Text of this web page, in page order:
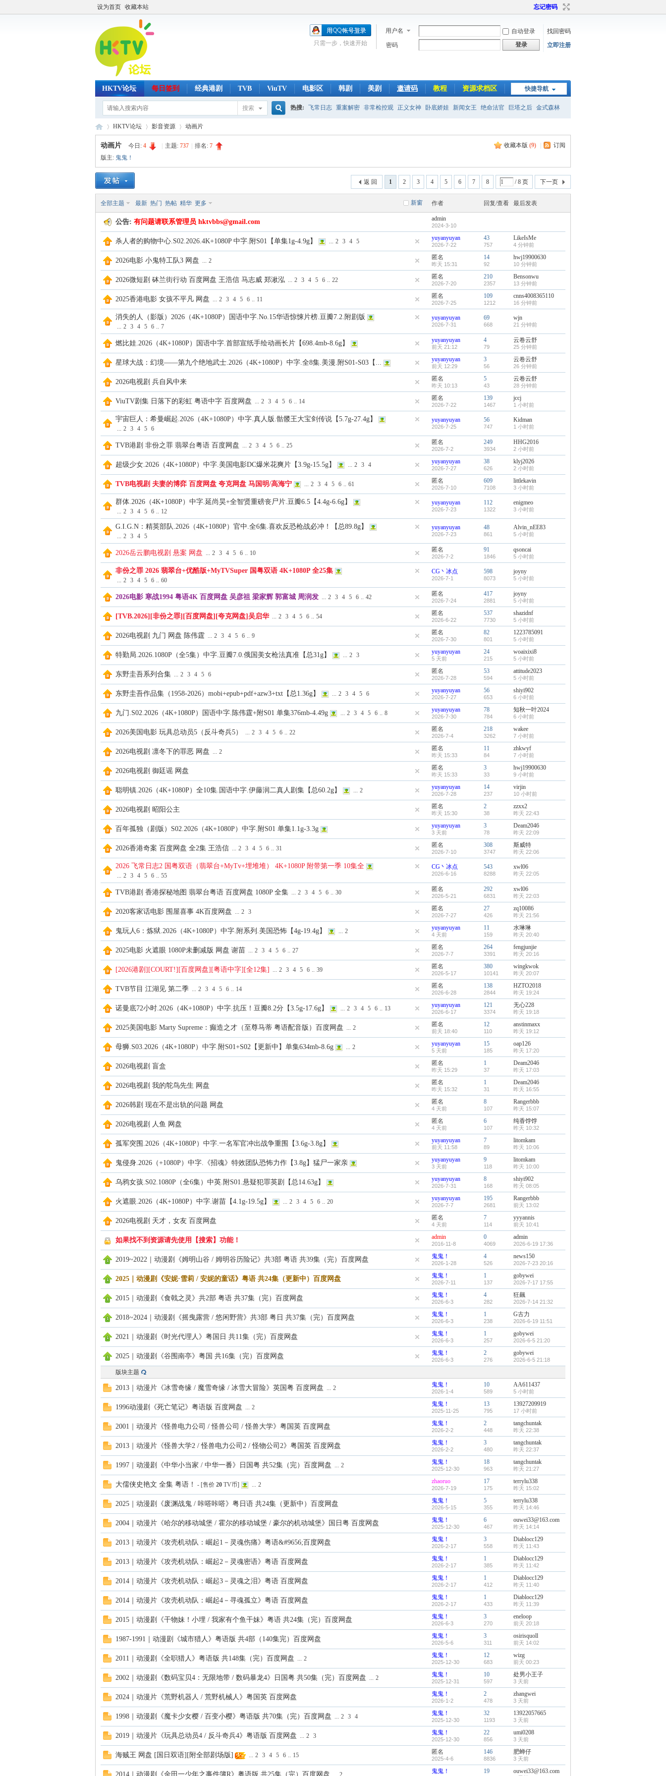
设为首页 收藏本站 忘记密码
用户名 自动登录
找回密码
密码
登录 立即注册
只需一步，快速开始
快捷导航
HKTV论坛 每日签到 经典港剧 TVB ViuTV 电影区 韩剧 美剧 邀请码 教程 资源求档区
搜索 热搜: 飞常日志 重案解密 非常检控观 正义女神 卧底娇娃 新闻女王 绝命法官 巨塔之后 金式森林
H »
HKTV论坛
›
影音资源
›
动画片
收藏本版 (9) 订阅
动画片 今日: 4 主题: 737 排名: 7
版主: 鬼鬼！
1 2 3 4 5 6 7 8 / 8 页 下一页
返 回
新窗
全部主题 最新 热门 热帖 精华 更多 作者 回复/查看 最后发表
公告: 有问题请联系管理员 hktvbbs@gmail.com admin
2024-3-10
杀人者的购物中心.S02.2026.4K+1080P 中字.附S01【单集1g-4.9g】 ... 2 3 4 5 yuyanyuyan
2026-7-22
43
757
LikeIsMe
4 分钟前
2026电影 小鬼特工队3 网盘 ... 2 匿名
昨天 15:31
14
92
hwj19900630
10 分钟前
2026微短剧 砵兰街行动 百度网盘 王浩信 马志威 郑湫泓 ... 2 3 4 5 6 .. 22 匿名
2026-7-20
210
2357
Bensonwu
13 分钟前
2025香港电影 女孩不平凡 网盘 ... 2 3 4 5 6 .. 11 匿名
2026-7-25
109
1212
cnns4008365110
16 分钟前
消失的人（影版）2026（4K+1080P）国语中字.No.15华语惊悚片榜.豆瓣7.2.附剧版
... 2 3 4 5 6 .. 7
yuyanyuyan
2026-7-31
69
668
wjn
21 分钟前
燃比娃.2026（4K+1080P）国语中字.首部宣纸手绘动画长片【698.4mb-8.6g】 yuyanyuyan
前天 21:12
4
79
云卷云舒
25 分钟前
星球大战：幻境——第九个绝地武士.2026（4K+1080P）中字.全8集.美漫.附S01-S03【... yuyanyuyan
前天 12:29
3
56
云卷云舒
26 分钟前
2026电视剧 兵自风中来 匿名
昨天 10:13
5
43
云卷云舒
28 分钟前
ViuTV剧集 日落下的彩虹 粤语中字 百度网盘 ... 2 3 4 5 6 .. 14 匿名
2026-7-22
139
1467
jccj
1 小时前
宇宙巨人：希曼崛起.2026（4K+1080P）中字.真人版.骷髅王大宝剑传说【5.7g-27.4g】
... 2 3 4 5 6
yuyanyuyan
2026-7-25
56
747
Kidman
1 小时前
TVB港剧 非份之罪 翡翠台粤语 百度网盘 ... 2 3 4 5 6 .. 25 匿名
2026-7-2
249
3934
HHG2016
2 小时前
超级少女.2026（4K+1080P）中字.美国电影DC爆米花爽片【3.9g-15.5g】 ... 2 3 4 yuyanyuyan
2026-7-27
38
626
klyj2026
2 小时前
TVB电视剧 夫妻的博弈 百度网盘 夸克网盘 马国明/高海宁 ... 2 3 4 5 6 .. 61 匿名
2026-7-10
609
7108
littlekavin
3 小时前
群体.2026（4K+1080P）中字.延尚昊+全智贤重磅丧尸片.豆瓣6.5【4.4g-6.6g】
... 2 3 4 5 6 .. 12
yuyanyuyan
2026-7-23
112
1322
enigmeo
3 小时前
G.I.G.N：精英部队.2026（4K+1080P）官中.全6集.喜欢反恐枪战必冲！【总89.8g】
... 2 3 4 5
yuyanyuyan
2026-7-23
48
861
Alvin_nEE83
5 小时前
2026岳云鹏电视剧 悬案 网盘 ... 2 3 4 5 6 .. 10 匿名
2026-7-2
91
1846
qsoncai
5 小时前
非份之罪 2026 翡翠台+优酷版+MyTVSuper 国粤双语 4K+1080P 全25集
... 2 3 4 5 6 .. 60
CG丶冰点
2026-7-1
598
8073
joyny
5 小时前
2026电影 寒战1994 粤语4K 百度网盘 吴彦祖 梁家辉 郭富城 周润发 ... 2 3 4 5 6 .. 42 匿名
2026-7-24
417
2881
joyny
5 小时前
[TVB.2026][非份之罪][百度网盘][夸克网盘]吴启华 ... 2 3 4 5 6 .. 54 匿名
2026-6-22
537
7730
shazidnf
5 小时前
2026电视剧 九门 网盘 陈伟霆 ... 2 3 4 5 6 .. 9 匿名
2026-7-30
82
801
1223785091
5 小时前
特勤局.2026.1080P（全5集）中字.豆瓣7.0.俄国美女枪法真准【总31g】 ... 2 3 yuyanyuyan
5 天前
24
215
woaixixi8
5 小时前
东野圭吾系列合集 ... 2 3 4 5 6 匿名
2026-7-28
53
594
attitude2023
5 小时前
东野圭吾作品集（1958-2026）mobi+epub+pdf+azw3+txt【总1.36g】 ... 2 3 4 5 6 yuyanyuyan
2026-7-27
56
653
shiyi902
6 小时前
九门.S02.2026（4K+1080P）国语中字.陈伟霆+附S01 单集376mb-4.49g ... 2 3 4 5 6 .. 8 yuyanyuyan
2026-7-30
78
784
知秋一叶2024
6 小时前
2026美国电影 玩具总动员5（反斗奇兵5） ... 2 3 4 5 6 .. 22 匿名
2026-7-4
218
3262
wakee
7 小时前
2026电视剧 凛冬下的罪恶 网盘 ... 2 匿名
昨天 15:33
11
84
zhkwyf
7 小时前
2026电视剧 御廷谣 网盘 匿名
昨天 15:33
3
33
hwj19900630
9 小时前
聪明镇.2026（4K+1080P）全10集.国语中字.伊藤润二真人剧集【总60.2g】 ... 2 yuyanyuyan
2026-7-28
14
237
virjin
10 小时前
2026电视剧 昭阳公主 匿名
昨天 15:30
2
38
zzxx2
昨天 22:43
百年孤独（剧版）S02.2026（4K+1080P）中字.附S01 单集1.1g-3.3g yuyanyuyan
3 天前
3
78
Deam2046
昨天 22:09
2026香港奇案 百度网盘 全2集 王浩信 ... 2 3 4 5 6 .. 31 匿名
2026-7-10
308
3747
斯威特
昨天 22:06
2026 飞常日志2 国粤双语（翡翠台+MyTv+埋堆堆） 4K+1080P 附带第一季 10集全
... 2 3 4 5 6 .. 55
CG丶冰点
2026-6-16
543
8288
xwl06
昨天 22:05
TVB港剧 香港探秘地图 翡翠台粤语 百度网盘 1080P 全集 ... 2 3 4 5 6 .. 30 匿名
2026-5-21
292
6831
xwl06
昨天 22:03
2020客家话电影 围屋喜事 4K百度网盘 ... 2 3 匿名
2026-7-27
27
426
zq10086
昨天 21:56
鬼玩人6：炼狱.2026（4K+1080P）中字.附系列.美国恐怖【4g-19.4g】 ... 2 yuyanyuyan
4 天前
11
159
水琳琳
昨天 20:40
2025电影 火遮眼 1080P未删减版 网盘 谢苗 ... 2 3 4 5 6 .. 27 匿名
2026-7-7
264
3391
fengjunjie
昨天 20:16
[2026港剧][COURT!][百度网盘][粤语中字][全12集] ... 2 3 4 5 6 .. 39 匿名
2026-5-17
380
10141
wingkwok
昨天 20:07
TVB节目 江湖见 第二季 ... 2 3 4 5 6 .. 14 匿名
2026-6-28
138
2844
HZTO2018
昨天 19:24
诺曼底72小时.2026（4K+1080P）中字.抗压！豆瓣8.2分【3.5g-17.6g】 ... 2 3 4 5 6 .. 13 yuyanyuyan
2026-6-17
121
3374
无心228
昨天 19:18
2025美国电影 Marty Supreme：癫造之才（至尊马蒂 粤语配音版）百度网盘 ... 2 匿名
前天 18:40
12
110
anstinmaxx
昨天 19:12
母狮.S03.2026（4K+1080P）中字.附S01+S02【更新中】单集634mb-8.6g ... 2 yuyanyuyan
5 天前
15
185
oap126
昨天 17:20
2026电视剧 盲盒 匿名
昨天 15:29
1
37
Deam2046
昨天 17:03
2026电视剧 我的鸵鸟先生 网盘 匿名
昨天 15:32
1
31
Deam2046
昨天 16:55
2026韩剧 现在不是出轨的问题 网盘 匿名
4 天前
8
107
Rangerbbb
昨天 15:07
2026电视剧 人鱼 网盘 匿名
4 天前
6
107
纯香饽饽
昨天 10:32
孤军突围.2026（4K+1080P）中字.一名军官冲出战争重围【3.6g-3.8g】 yuyanyuyan
前天 11:58
7
89
litomkam
昨天 10:06
鬼侵身.2026（+1080P）中字.《招魂》特效团队恐怖力作【3.8g】猛尸一家亲 yuyanyuyan
3 天前
9
118
litomkam
昨天 10:00
乌鸦女孩.S02.1080P（全6集）中英.附S01.悬疑犯罪英剧【总14.63g】 yuyanyuyan
2026-7-31
8
168
shiyi902
昨天 08:05
火遮眼.2026（4K+1080P）中字.谢苗【4.1g-19.5g】 ... 2 3 4 5 6 .. 20 yuyanyuyan
2026-7-7
195
2681
Rangerbbb
前天 13:02
2026电视剧 天才，女友 百度网盘 匿名
4 天前
7
114
yyyannis
前天 10:41
如果找不到资源请先使用【搜索】功能！ admin
2016-11-8
0
4069
admin
2026-6-19 17:36
2019~2022｜动漫剧《姆明山谷 / 姆明谷历险记》共3部 粤语 共39集（完）百度网盘 鬼鬼！
2026-1-28
4
526
news150
2026-7-23 20:16
2025｜动漫剧《安妮·雪莉 / 安妮的童话》粤语 共24集（更新中）百度网盘 鬼鬼！
2026-7-11
1
137
gobywei
2026-7-17 17:55
2015｜动漫剧《食戟之灵》共2部 粤语 共37集（完）百度网盘 鬼鬼！
2026-6-3
4
282
狂飆
2026-7-14 21:32
2018~2024｜动漫剧《摇曳露营 / 悠闲野营》共3部 粤日 共37集（完）百度网盘 鬼鬼！
2026-6-3
1
238
G古力
2026-6-19 11:51
2021｜动漫剧《时光代理人》粤国日 共11集（完）百度网盘 鬼鬼！
2026-6-3
1
257
gobywei
2026-6-5 21:20
2025｜动漫剧《谷围南亭》粤国 共16集（完）百度网盘 鬼鬼！
2026-6-3
2
276
gobywei
2026-6-5 21:18
版块主题
2013｜动漫片《冰雪奇缘 / 魔雪奇缘 / 冰雪大冒险》英国粤 百度网盘 ... 2 鬼鬼！
2026-1-4
10
589
AA611437
5 小时前
1996动漫剧《死亡笔记》粤语版 百度网盘 ... 2 鬼鬼！
2025-11-25
13
795
13927209919
17 小时前
2001｜动漫片《怪兽电力公司 / 怪兽公司 / 怪兽大学》粤国英 百度网盘 鬼鬼！
2026-2-2
2
448
tangchuntak
昨天 22:38
2013｜动漫片《怪兽大学2 / 怪兽电力公司2 / 怪物公司2》粤国英 百度网盘 鬼鬼！
2026-2-2
3
480
tangchuntak
昨天 22:37
1997｜动漫剧《中华小当家 / 中华一番》日国粤 共52集（完）百度网盘 ... 2 鬼鬼！
2025-12-30
18
963
tangchuntak
昨天 21:27
大儒侠史艳文 全集 粤语！ - [售价 20 TV币] ... 2 zhaoruo
2026-7-19
17
175
terrylu338
昨天 15:02
2025｜动漫剧《废渊战鬼 / 咔嗒咔嗒》粤日语 共24集（更新中）百度网盘 鬼鬼！
2026-5-15
5
355
terrylu338
昨天 14:46
2004｜动漫片《哈尔的移动城堡 / 霍尔的移动城堡 / 豪尔的机动城堡》国日粤 百度网盘 鬼鬼！
2025-12-30
6
467
ouwei33@163.com
昨天 14:14
2013｜动漫片《攻壳机动队：崛起1－灵魂伤痛》粤语&#9656;百度网盘 鬼鬼！
2026-2-17
3
558
Diablocc129
昨天 11:43
2013｜动漫片《攻壳机动队：崛起2－灵魂密语》粤语 百度网盘 鬼鬼！
2026-2-17
1
385
Diablocc129
昨天 11:42
2014｜动漫片《攻壳机动队：崛起3－灵魂之泪》粤语 百度网盘 鬼鬼！
2026-2-17
1
412
Diablocc129
昨天 11:40
2014｜动漫片《攻壳机动队：崛起4－寻魂孤立》粤语 百度网盘 鬼鬼！
2026-2-17
1
433
Diablocc129
昨天 11:39
2015｜动漫剧《干物妹！小埋 / 我家有个鱼干妹》粤语 共24集（完）百度网盘 鬼鬼！
2026-6-3
3
270
eneloop
前天 20:18
1987-1991｜动漫剧《城市猎人》粤语版 共4部（140集完）百度网盘 鬼鬼！
2026-5-6
3
311
osirisquoll
前天 14:02
2011｜动漫剧《全职猎人》粤语版 共148集（完）百度网盘 ... 2 鬼鬼！
2025-12-30
12
683
wizg
前天 00:23
2002｜动漫剧《数码宝贝4：无限地带 / 数码暴龙4》日国粤 共50集（完）百度网盘 ... 2 鬼鬼！
2025-12-31
10
597
处男小王子
3 天前
2024｜动漫片《荒野机器人 / 荒野机械人》粤国英 百度网盘 鬼鬼！
2026-1-2
2
478
zhangwei
3 天前
1998｜动漫剧《魔卡少女樱 / 百变小樱》粤语版 共70集（完）百度网盘 ... 2 3 4 鬼鬼！
2025-12-30
32
1193
13922057665
3 天前
2019｜动漫片《玩具总动员4 / 反斗奇兵4》粤语版 百度网盘 ... 2 3 鬼鬼！
2025-12-30
22
856
umi0208
3 天前
海贼王 网盘 [国日双语][附全部剧场版] ... 2 3 4 5 6 .. 15 匿名
2025-4-6
146
8836
肥蝉仔
3 天前
2014｜动漫剧《金田一少年之事件簿R》粤语版 共25集（完）百度网盘 2 鬼鬼！ 19 ouwei33@163.com